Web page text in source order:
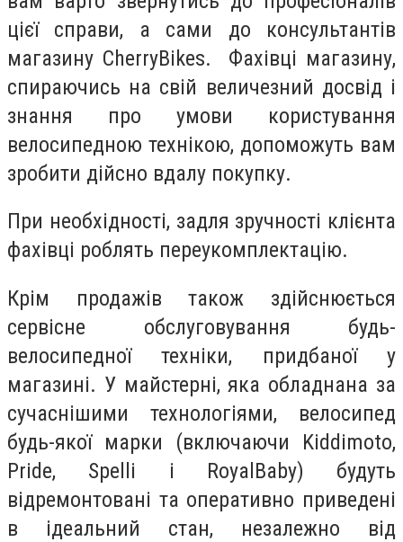
цієї справи, а сами до консультантів
магазину CherryBikes. Фахівці магазину,
спираючись на свій величезний досвід і
знання про умови користування
велосипедною технікою, допоможуть вам
зробити дійсно вдалу покупку.
При необхідності, задля зручності клієнта
фахівці роблять переукомплектацію.
Крім продажів також здійснюється
сервісне обслуговування будь-
велосипедної техніки, придбаної у
магазині. У майстерні, яка обладнана за
сучаснішими технологіями, велосипед
будь-якої марки (включаючи Kiddimoto,
Pride, Spelli і RoyalBaby) будуть
відремонтовані та оперативно приведені
в ідеальний стан, незалежно від